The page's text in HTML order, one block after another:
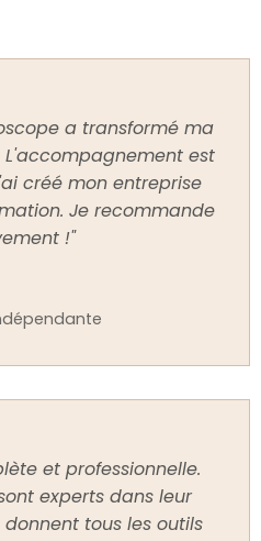
a transformé ma
est
créé mon entreprise
Je recommande
!"
et professionnelle.
experts dans leur
tous les outils